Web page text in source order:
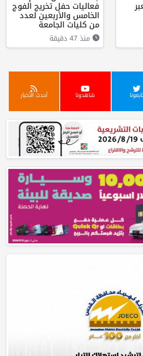
فعاليات حفل تخريج الفوج
الخامس والأربعين لعدد
من كليات الجامعة
منذ 47 دقيقة
شاهدونا أحدث الأخبار